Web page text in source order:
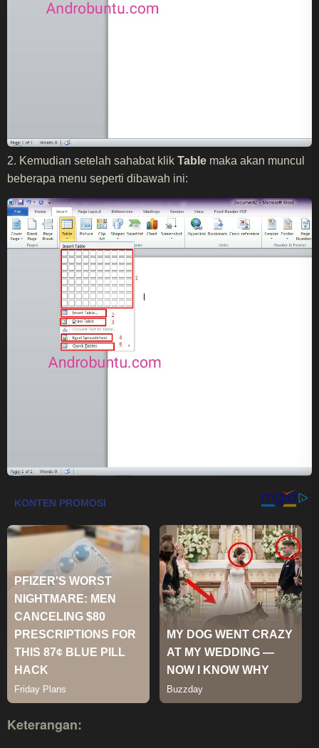
2. Kemudian setelah sahabat klik Table maka akan muncul
beberapa menu seperti dibawah ini:
Keterangan: